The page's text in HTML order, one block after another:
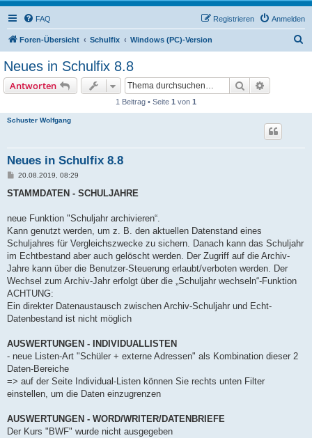
FAQ Anmelden
Registrieren
Foren-Übersicht Schulfix Windows (PC)-Version
Neues in Schulfix 8.8
Antworten Suche
1 Beitrag • Seite 1 von 1
Schuster Wolfgang
Neues in Schulfix 8.8
B
i
a
20.08.2019, 08:29
STAMMDATEN - SCHULJAHRE
neue Funktion "Schuljahr archivieren“.
Kann genutzt werden, um z. B. den aktuellen Datenstand eines
Schuljahres für Vergleichszwecke zu sichern. Danach kann das Schuljahr
im Echtbestand aber auch gelöscht werden. Der Zugriff auf die Archiv-
Jahre kann über die Benutzer-Steuerung erlaubt/verboten werden. Der
Wechsel zum Archiv-Jahr erfolgt über die „Schuljahr wechseln“-Funktion
ACHTUNG:
Ein direkter Datenaustausch zwischen Archiv-Schuljahr und Echt-
Datenbestand ist nicht möglich
AUSWERTUNGEN - INDIVIDUALLISTEN
- neue Listen-Art "Schüler + externe Adressen" als Kombination dieser 2
Daten-Bereiche
=> auf der Seite Individual-Listen können Sie rechts unten Filter
einstellen, um die Daten einzugrenzen
AUSWERTUNGEN - WORD/WRITER/DATENBRIEFE
Der Kurs "BWF" wurde nicht ausgegeben